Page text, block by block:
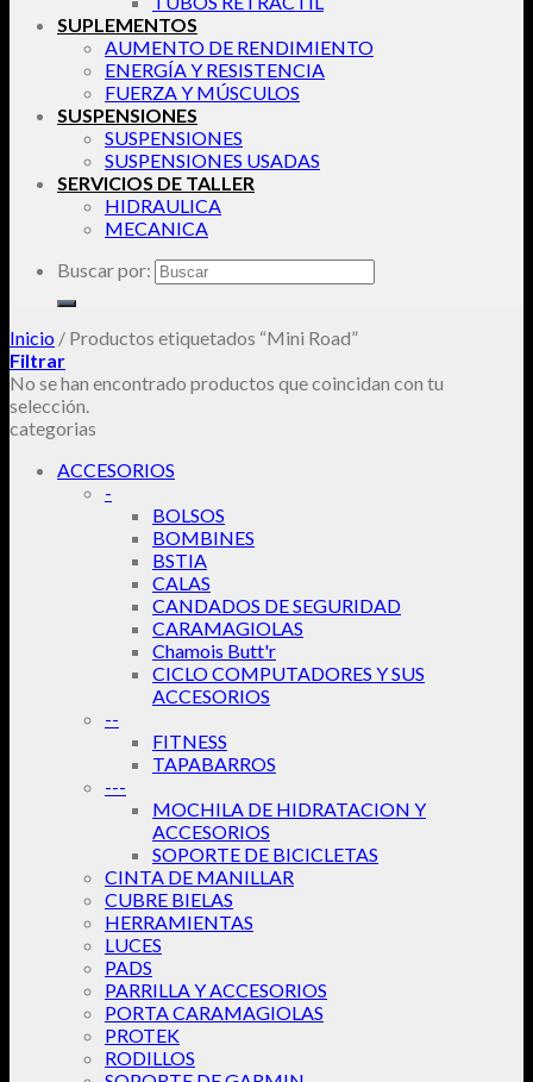
SUPLEMENTOS
AUMENTO DE RENDIMIENTO
ENERGÍA Y RESISTENCIA
FUERZA Y MÚSCULOS
SUSPENSIONES
SUSPENSIONES
SUSPENSIONES USADAS
SERVICIOS DE TALLER
HIDRAULICA
MECANICA
Buscar por:
Inicio / Productos etiquetados “Mini Road”
Filtrar
No se han encontrado productos que coincidan con tu
selección.
categorias
ACCESORIOS
-
BOLSOS
BOMBINES
BSTIA
CALAS
CANDADOS DE SEGURIDAD
CARAMAGIOLAS
Chamois Butt'r
CICLO COMPUTADORES Y SUS
ACCESORIOS
--
FITNESS
TAPABARROS
---
MOCHILA DE HIDRATACION Y
ACCESORIOS
SOPORTE DE BICICLETAS
CINTA DE MANILLAR
CUBRE BIELAS
HERRAMIENTAS
LUCES
PADS
PARRILLA Y ACCESORIOS
PORTA CARAMAGIOLAS
PROTEK
RODILLOS